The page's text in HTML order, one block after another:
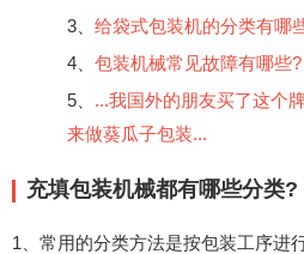
3、 给袋式包装机的分类有哪
4、 包装机械常见故障有哪些?
5、 ...我国外的朋友买了这个
来做葵瓜子包装...
充填包装机械都有哪些分类?
1、常用的分类方法是按包装工序进